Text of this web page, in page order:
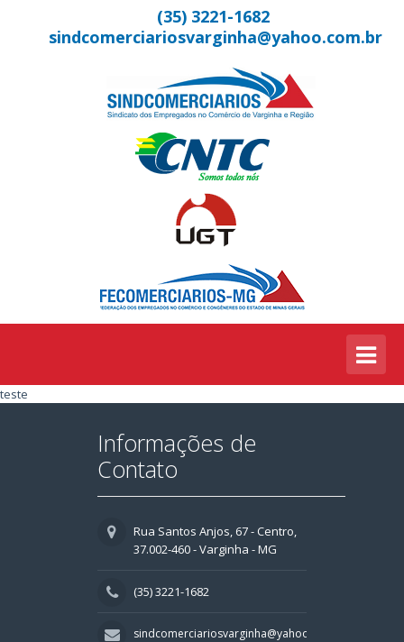
(35) 3221-1682
sindcomerciariosvarginha@yahoo.com.br
teste
Informações de
Contato
Rua Santos Anjos, 67 - Centro,
37.002-460 - Varginha - MG
(35) 3221-1682
sindcomerciariosvarginha@yahoo.com.br